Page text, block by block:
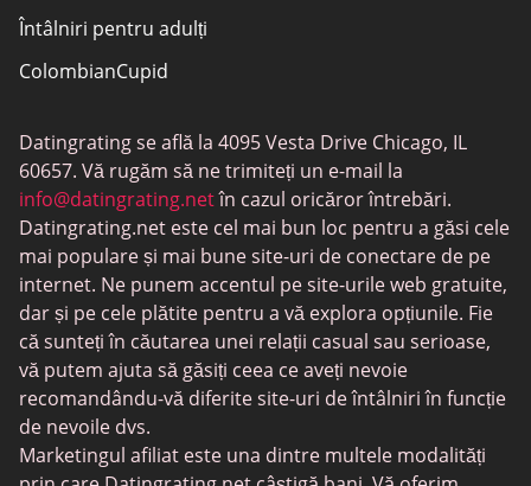
Întâlniri pentru adulți
ColombianCupid
MeetMindful
Întâlniri BDSM
BBPeopleMeet
Site-uri Sugar Daddy
JPeopleMeet
Întâlniri trans
Întâlniri pentru seniori
MyLOL
Datingrating se află la 4095 Vesta Drive Chicago, IL
60657. Vă rugăm să ne trimiteți un e-mail la
info@datingrating.netîn cazul oricăror întrebări.
Datingrating.net este cel mai bun loc pentru a găsi cele
mai populare și mai bune site-uri de conectare de pe
internet. Ne punem accentul pe site-urile web gratuite,
dar și pe cele plătite pentru a vă explora opțiunile. Fie
că sunteți în căutarea unei relații casual sau serioase,
vă putem ajuta să găsiți ceea ce aveți nevoie
recomandându-vă diferite site-uri de întâlniri în funcție
de nevoile dvs.
Marketingul afiliat este una dintre multele modalități